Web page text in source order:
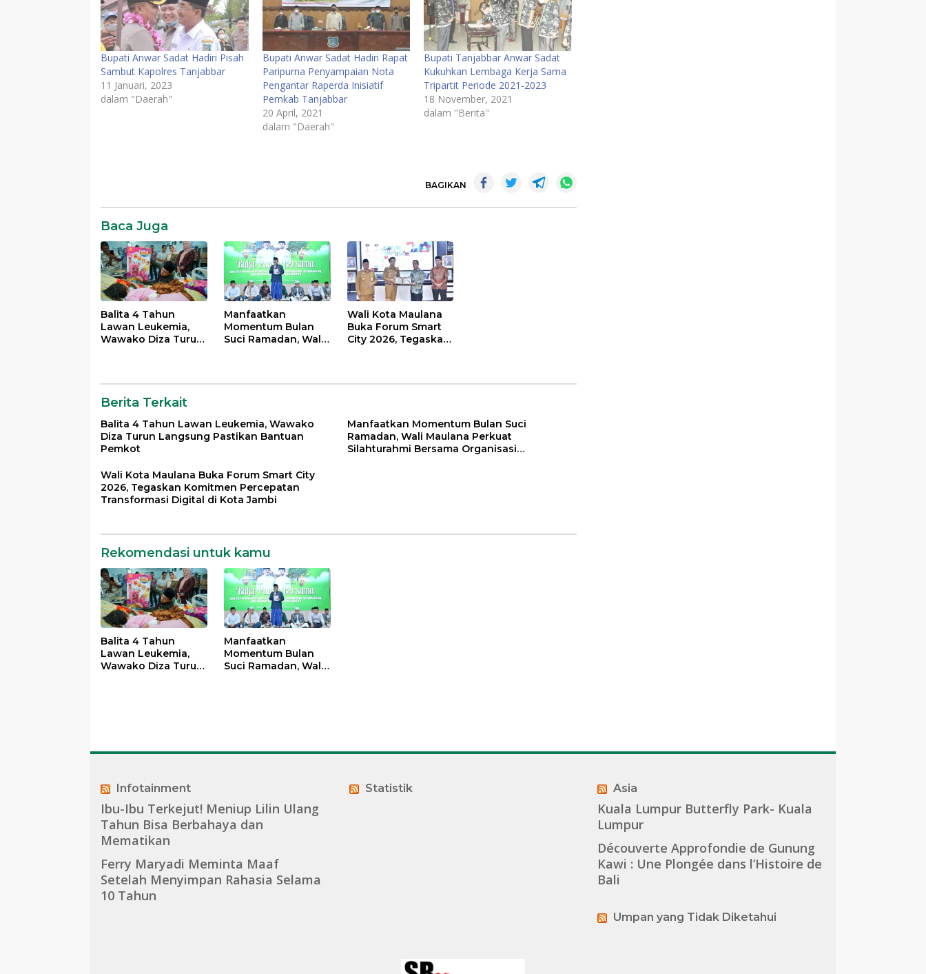
Bupati Anwar Sadat Hadiri Pisah
Sambut Kapolres Tanjabbar
11 Januari, 2023
dalam "Daerah"
Bupati Anwar Sadat Hadiri Rapat
Paripurna Penyampaian Nota
Pengantar Raperda Inisiatif
Pemkab Tanjabbar
20 April, 2021
dalam "Daerah"
Bupati Tanjabbar Anwar Sadat
Kukuhkan Lembaga Kerja Sama
Tripartit Periode 2021-2023
18 November, 2021
dalam "Berita"
BAGIKAN
Baca Juga
Balita 4 Tahun
Lawan Leukemia,
Wawako Diza Turun
Manfaatkan
Momentum Bulan
Suci Ramadan, Wali
Masyarakat
Wali Kota Maulana
Buka Forum Smart
City 2026, Tegaskan
di Kota Jambi
Berita Terkait
Balita 4 Tahun Lawan Leukemia, Wawako
Diza Turun Langsung Pastikan Bantuan
Pemkot
Manfaatkan Momentum Bulan Suci
Ramadan, Wali Maulana Perkuat
Silahturahmi Bersama Organisasi
Wali Kota Maulana Buka Forum Smart City
2026, Tegaskan Komitmen Percepatan
Transformasi Digital di Kota Jambi
Rekomendasi untuk kamu
Balita 4 Tahun
Lawan Leukemia,
Wawako Diza Turun
Manfaatkan
Momentum Bulan
Suci Ramadan, Wali
Infotainment
Ibu-Ibu Terkejut! Meniup Lilin Ulang
Tahun Bisa Berbahaya dan
Mematikan
Ferry Maryadi Meminta Maaf
Setelah Menyimpan Rahasia Selama
10 Tahun
Statistik Asia
Kuala Lumpur Butterfly Park- Kuala
Lumpur
Découverte Approfondie de Gunung
Kawi : Une Plongée dans l’Histoire de
Bali
Umpan yang Tidak Diketahui